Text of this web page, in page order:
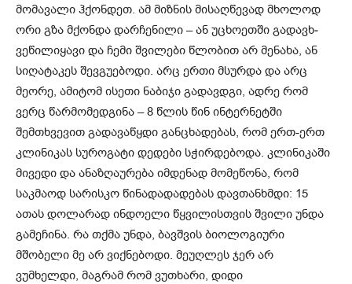
მომავალი ჰქონდეთ. ამ მიზნის მისაღწევად მხოლოდ
ორი გზა მქონდა დარჩენილი – ან უცხოეთში გადავხ­
ვეწილიყავი და ჩემი შვილები წლობით არ მენახა, ან
სიღატაკეს შევგუებოდი. არც ერთი მსურდა­ და არც
მეორე, ამიტომ ისეთი ნაბიჯი გადავდგი, ადრე რომ
ვერც წარმომედგინა – 8 წლის წინ ინტერნეტში
შემთხვევით გადავაწყდი განცხადებას, რომ ერთ-ერთ
კლინიკას სუროგატი დედები სჭირდებოდა. კლინიკაში
მივედი და ანაზღაურება იმდენად მომეწონა, რომ
საკმაოდ სარისკო წინადადადებას დავთანხმდი: 15
ათას დოლარად ინდოელი წყვილისთვის შვილი­ უნდა
გამეჩინა. რა თქმა უნდა, ბავშვის ბიოლოგიური
მშობელი მე არ ვიქნებოდი. მეუღლეს ჯერ არ
ვუმხელდი, მაგრამ რომ ვუთხარი,­ დიდი